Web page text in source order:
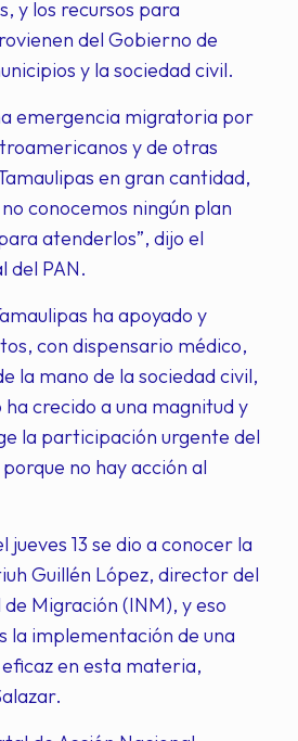
y los recursos para
del Gobierno de
y la sociedad civil.
emergencia migratoria por
y de otras
en gran cantidad,
conocemos ningún plan
atenderlos”, dijo el
del PAN.
ha apoyado y
con dispensario médico,
la mano de la sociedad civil,
crecido a una magnitud y
la participación urgente del
no hay acción al
13 se dio a conocer la
Guillén López, director del
Migración (INM), y eso
la implementación de una
en esta materia,